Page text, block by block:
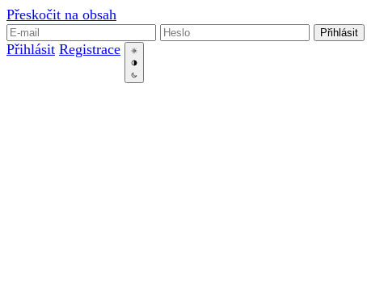
Přeskočit na obsah
Přihlásit
Přihlásit Registrace